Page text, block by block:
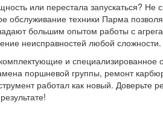
или перестала запускаться? Не
обслуживание техники Парма
большим опытом работы с
неисправностей любой сложности.
и специализированное
поршневой группы, ремонт
работал как новый. Доверьте